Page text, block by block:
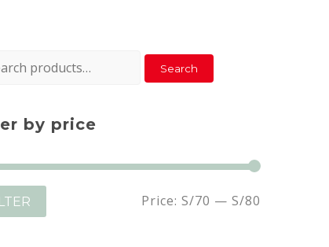
Search
by price
Price: S/70 — S/80